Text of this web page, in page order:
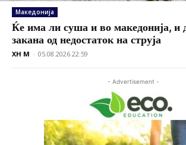
Македонија
Ќе има ли суша и во македонија, и
закана од недостаток на струја
XH M - 05.08.2026 22:59
- Advertisement -